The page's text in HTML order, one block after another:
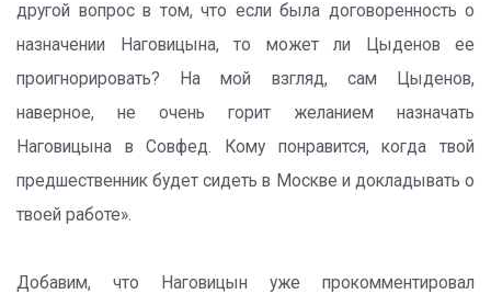
другой вопрос в том, что если была договоренность о
назначении Наговицына, то может ли Цыденов ее
проигнорировать? На мой взгляд, сам Цыденов,
наверное, не очень горит желанием назначать
Наговицына в Совфед. Кому понравится, когда твой
предшественник будет сидеть в Москве и докладывать о
твоей работе».
Добавим, что Наговицын уже прокомментировал